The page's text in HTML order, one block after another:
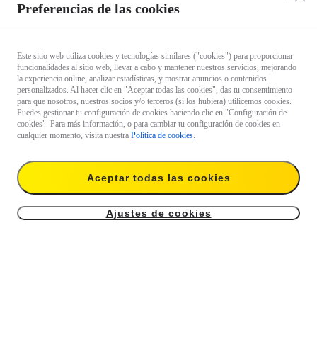
Preferencias de las cookies
Este sitio web utiliza cookies y tecnologías similares ("cookies") para proporcionar
funcionalidades al sitio web, llevar a cabo y mantener nuestros servicios, mejorando
la experiencia online, analizar estadísticas, y mostrar anuncios o contenidos
personalizados. Al hacer clic en "Aceptar todas las cookies", das tu consentimiento
para que nosotros, nuestros socios y/o terceros (si los hubiera) utilicemos cookies.
Puedes gestionar tu configuración de cookies haciendo clic en "Configuración de
cookies". Para más información, o para cambiar tu configuración de cookies en
cualquier momento, visita nuestra Política de cookies.
Aceptar todas las cookies
Ajustes de cookies
¿Preguntas sobre los productos？